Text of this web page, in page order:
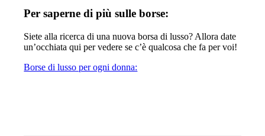
Per saperne di più sulle borse:
Siete alla ricerca di una nuova borsa di lusso? Allora date
un’occhiata qui per vedere se c’è qualcosa che fa per voi!
Borse di lusso per ogni donna: